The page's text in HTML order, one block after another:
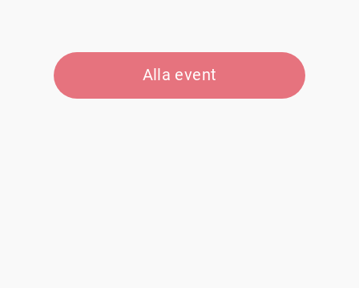
Alla event